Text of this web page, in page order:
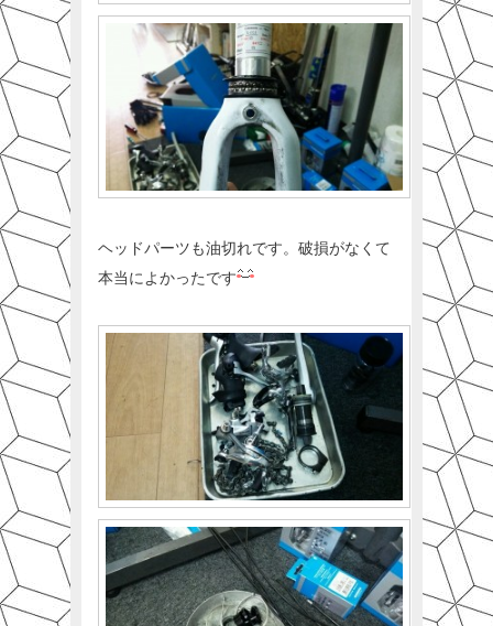
ヘッドパーツも油切れです。破損がなくて
本当によかったです